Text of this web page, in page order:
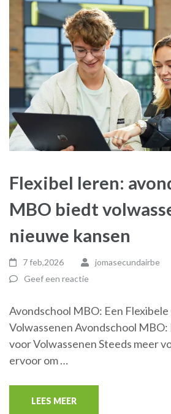
Flexibel leren:
MBO biedt
nieuwe kansen
7 feb,2026
jomasecundairbe
Geef een reactie
Avondschool MBO: Een
Volwassenen Avondschool
voor Volwassenen Steeds meer
ervoor om …
LEES MEER